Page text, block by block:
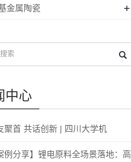
金属陶瓷 +
中心
聚首 共话创新 | 四川大学机
例分享】锂电原料全场景落地：高